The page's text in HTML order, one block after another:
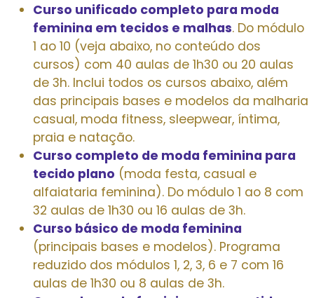
Curso unificado completo para moda
feminina em tecidos e malhas. Do módulo
1 ao 10 (veja abaixo, no conteúdo dos
cursos) com 40 aulas de 1h30 ou 20 aulas
de 3h. Inclui todos os cursos abaixo, além
das principais bases e modelos da malharia
casual, moda fitness, sleepwear, íntima,
praia e natação.
Curso completo de moda feminina para
tecido plano (moda festa, casual e
alfaiataria feminina). Do módulo 1 ao 8 com
32 aulas de 1h30 ou 16 aulas de 3h.
Curso básico de moda feminina
(principais bases e modelos). Programa
reduzido dos módulos 1, 2, 3, 6 e 7 com 16
aulas de 1h30 ou 8 aulas de 3h.